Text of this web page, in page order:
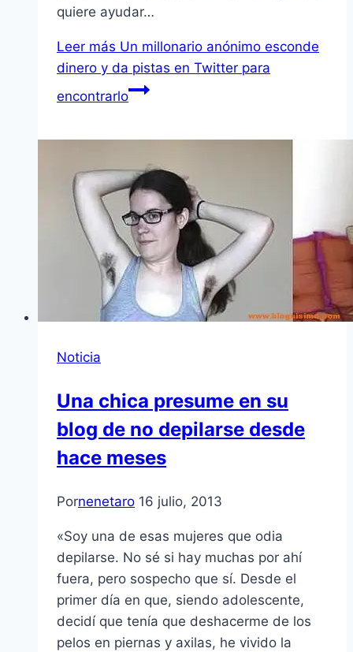
quiere ayudar…
Leer más Un millonario anónimo esconde
dinero y da pistas en Twitter para
encontrarlo
Noticia
Una chica presume en su
blog de no depilarse desde
hace meses
Pornenetaro 16 julio, 2013
«Soy una de esas mujeres que odia
depilarse. No sé si hay muchas por ahí
fuera, pero sospecho que sí. Desde el
primer día en que, siendo adolescente,
decidí que tenía que deshacerme de los
pelos en piernas y axilas, he vivido la